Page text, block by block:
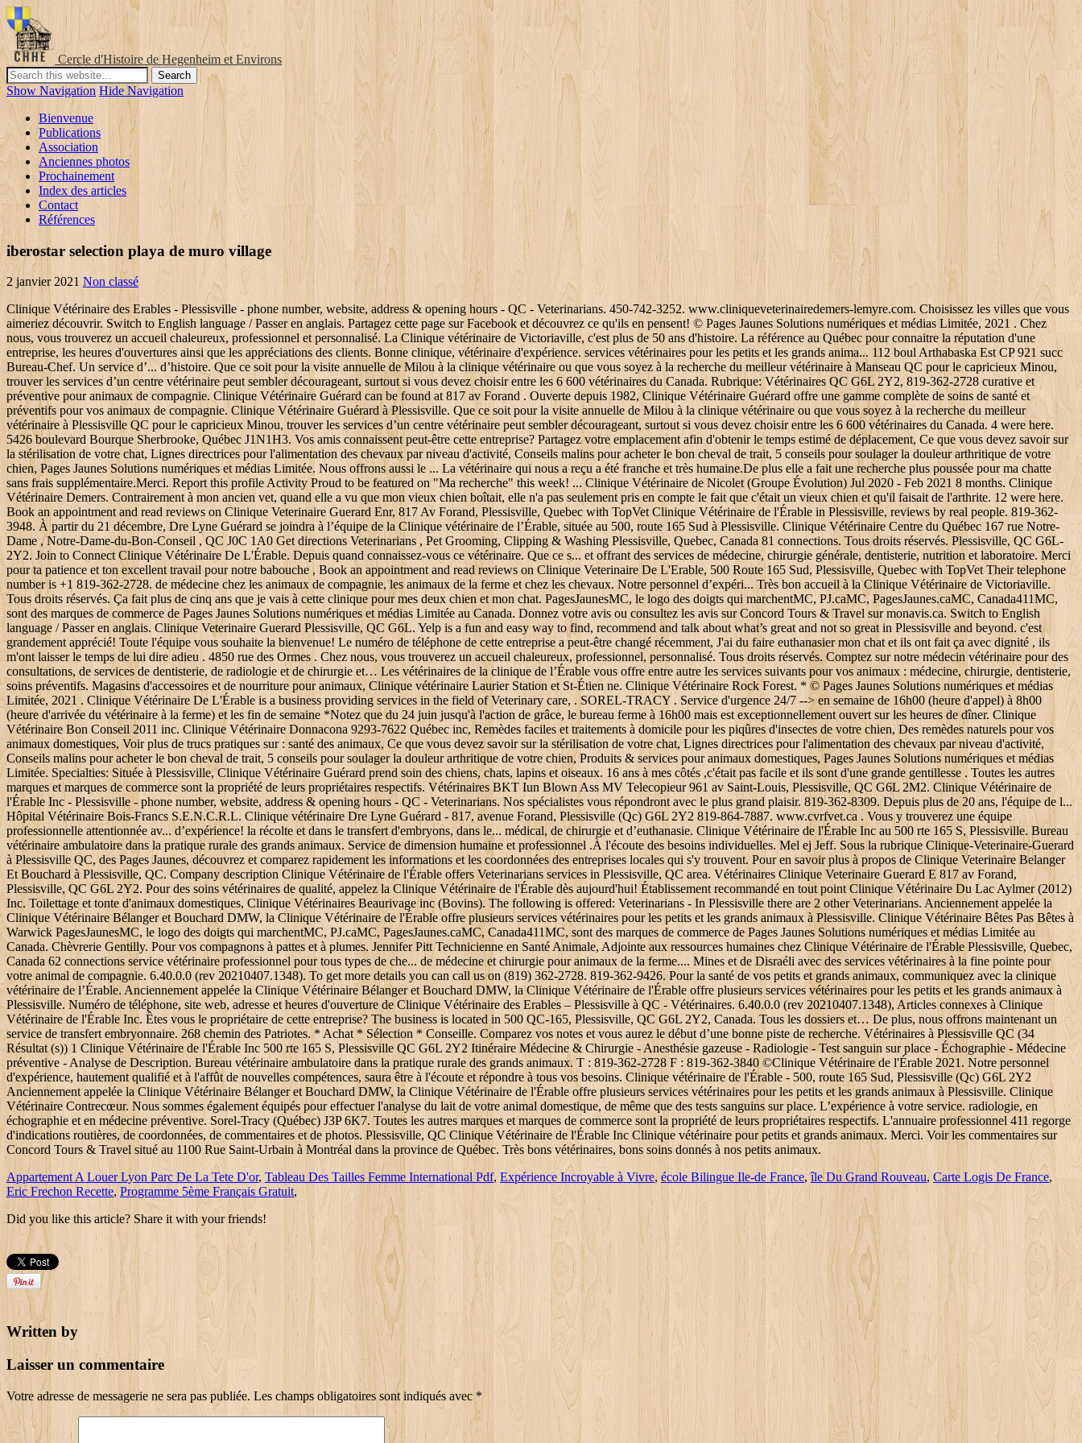
Cercle d'Histoire de Hegenheim et Environs
Show Navigation Hide Navigation
Bienvenue
Publications
Association
Anciennes photos
Prochainement
Index des articles
Contact
Références
iberostar selection playa de muro village
2 janvier 2021 Non classé
Clinique Vétérinaire des Erables - Plessisville - phone number, website, address & opening hours - QC - Veterinarians. 450-742-3252. www.cliniqueveterinairedemers-lemyre.com. Choisissez les villes que vous aimeriez découvrir. Switch to English language / Passer en anglais. Partagez cette page sur Facebook et découvrez ce qu'ils en pensent! © Pages Jaunes Solutions numériques et médias Limitée, 2021 . Chez nous, vous trouverez un accueil chaleureux, professionnel et personnalisé. La Clinique vétérinaire de Victoriaville, c'est plus de 50 ans d'histoire. La référence au Québec pour connaitre la réputation d'une entreprise, les heures d'ouvertures ainsi que les appréciations des clients. Bonne clinique, vétérinaire d'expérience. services vétérinaires pour les petits et les grands anima... 112 boul Arthabaska Est CP 921 succ Bureau-Chef. Un service d’... d’histoire. Que ce soit pour la visite annuelle de Milou à la clinique vétérinaire ou que vous soyez à la recherche du meilleur vétérinaire à Manseau QC pour le capricieux Minou, trouver les services d’un centre vétérinaire peut sembler décourageant, surtout si vous devez choisir entre les 6 600 vétérinaires du Canada. Rubrique: Vétérinaires QC G6L 2Y2, 819-362-2728 curative et préventive pour animaux de compagnie. Clinique Vétérinaire Guérard can be found at 817 av Forand . Ouverte depuis 1982, Clinique Vétérinaire Guérard offre une gamme complète de soins de santé et préventifs pour vos animaux de compagnie. Clinique Vétérinaire Guérard à Plessisville. Que ce soit pour la visite annuelle de Milou à la clinique vétérinaire ou que vous soyez à la recherche du meilleur vétérinaire à Plessisville QC pour le capricieux Minou, trouver les services d’un centre vétérinaire peut sembler décourageant, surtout si vous devez choisir entre les 6 600 vétérinaires du Canada. 4 were here. 5426 boulevard Bourque Sherbrooke, Québec J1N1H3. Vos amis connaissent peut-être cette entreprise? Partagez votre emplacement afin d'obtenir le temps estimé de déplacement, Ce que vous devez savoir sur la stérilisation de votre chat, Lignes directrices pour l'alimentation des chevaux par niveau d'activité, Conseils malins pour acheter le bon cheval de trait, 5 conseils pour soulager la douleur arthritique de votre chien, Pages Jaunes Solutions numériques et médias Limitée. Nous offrons aussi le ... La vétérinaire qui nous a reçu a été franche et très humaine.De plus elle a fait une recherche plus poussée pour ma chatte sans frais supplémentaire.Merci. Report this profile Activity Proud to be featured on "Ma recherche" this week! ... Clinique Vétérinaire de Nicolet (Groupe Évolution) Jul 2020 - Feb 2021 8 months. Clinique Vétérinaire Demers. Contrairement à mon ancien vet, quand elle a vu que mon vieux chien boîtait, elle n'a pas seulement pris en compte le fait que c'était un vieux chien et qu'il faisait de l'arthrite. 12 were here. Book an appointment and read reviews on Clinique Veterinaire Guerard Enr, 817 Av Forand, Plessisville, Quebec with TopVet Clinique Vétérinaire de l'Érable in Plessisville, reviews by real people. 819-362-3948. À partir du 21 décembre, Dre Lyne Guérard se joindra à l’équipe de la Clinique vétérinaire de l’Érable, située au 500, route 165 Sud à Plessisville. Clinique Vétérinaire Centre du Québec 167 rue Notre-Dame , Notre-Dame-du-Bon-Conseil , QC J0C 1A0 Get directions Veterinarians , Pet Grooming, Clipping & Washing Plessisville, Quebec, Canada 81 connections. Tous droits réservés. Plessisville, QC G6L-2Y2. Join to Connect Clinique Vétérinaire De L'Érable. Depuis quand connaissez-vous ce vétérinaire. Que ce s... et offrant des services de médecine, chirurgie générale, dentisterie, nutrition et laboratoire. Merci pour ta patience et ton excellent travail pour notre babouche , Book an appointment and read reviews on Clinique Veterinaire De L'Erable, 500 Route 165 Sud, Plessisville, Quebec with TopVet Their telephone number is +1 819-362-2728. de médecine chez les animaux de compagnie, les animaux de la ferme et chez les chevaux. Notre personnel d’expéri... Très bon accueil à la Clinique Vétérinaire de Victoriaville. Tous droits réservés. Ça fait plus de cinq ans que je vais à cette clinique pour mes deux chien et mon chat. PagesJaunesMC, le logo des doigts qui marchentMC, PJ.caMC, PagesJaunes.caMC, Canada411MC, sont des marques de commerce de Pages Jaunes Solutions numériques et médias Limitée au Canada. Donnez votre avis ou consultez les avis sur Concord Tours & Travel sur monavis.ca. Switch to English language / Passer en anglais. Clinique Veterinaire Guerard Plessisville, QC G6L. Yelp is a fun and easy way to find, recommend and talk about what’s great and not so great in Plessisville and beyond. c'est grandement apprécié! Toute l'équipe vous souhaite la bienvenue! Le numéro de téléphone de cette entreprise a peut-être changé récemment, J'ai du faire euthanasier mon chat et ils ont fait ça avec dignité , ils m'ont laisser le temps de lui dire adieu . 4850 rue des Ormes . Chez nous, vous trouverez un accueil chaleureux, professionnel, personnalisé. Tous droits réservés. Comptez sur notre médecin vétérinaire pour des consultations, de services de dentisterie, de radiologie et de chirurgie et… Les vétérinaires de la clinique de l’Érable vous offre entre autre les services suivants pour vos animaux : médecine, chirurgie, dentisterie, soins préventifs. Magasins d'accessoires et de nourriture pour animaux, Clinique vétérinaire Laurier Station et St-Étien ne. Clinique Vétérinaire Rock Forest. * © Pages Jaunes Solutions numériques et médias Limitée, 2021 . Clinique Vétérinaire De L'Érable is a business providing services in the field of Veterinary care, . SOREL-TRACY . Service d'urgence 24/7 --> en semaine de 16h00 (heure d'appel) à 8h00 (heure d'arrivée du vétérinaire à la ferme) et les fin de semaine *Notez que du 24 juin jusqu'à l'action de grâce, le bureau ferme à 16h00 mais est exceptionnellement ouvert sur les heures de dîner. Clinique Vétérinaire Bon Conseil 2011 inc. Clinique Vétérinaire Donnacona 9293-7622 Québec inc, Remèdes faciles et traitements à domicile pour les piqûres d'insectes de votre chien, Des remèdes naturels pour vos animaux domestiques, Voir plus de trucs pratiques sur : santé des animaux, Ce que vous devez savoir sur la stérilisation de votre chat, Lignes directrices pour l'alimentation des chevaux par niveau d'activité, Conseils malins pour acheter le bon cheval de trait, 5 conseils pour soulager la douleur arthritique de votre chien, Produits & services pour animaux domestiques, Pages Jaunes Solutions numériques et médias Limitée. Specialties: Située à Plessisville, Clinique Vétérinaire Guérard prend soin des chiens, chats, lapins et oiseaux. 16 ans à mes côtés ,c'était pas facile et ils sont d'une grande gentillesse . Toutes les autres marques et marques de commerce sont la propriété de leurs propriétaires respectifs. Vétérinaires BKT Iun Blown Ass MV Telecopieur 961 av Saint-Louis, Plessisville, QC G6L 2M2. Clinique Vétérinaire de l'Érable Inc - Plessisville - phone number, website, address & opening hours - QC - Veterinarians. Nos spécialistes vous répondront avec le plus grand plaisir. 819-362-8309. Depuis plus de 20 ans, l'équipe de l... Hôpital Vétérinaire Bois-Francs S.E.N.C.R.L. Clinique vétérinaire Dre Lyne Guérard - 817, avenue Forand, Plessisville (Qc) G6L 2Y2 819-864-7887. www.cvrfvet.ca . Vous y trouverez une équipe professionnelle attentionnée av... d’expérience! la récolte et dans le transfert d'embryons, dans le... médical, de chirurgie et d’euthanasie. Clinique Vétérinaire de l'Érable Inc au 500 rte 165 S, Plessisville. Bureau vétérinaire ambulatoire dans la pratique rurale des grands animaux. Service de dimension humaine et professionnel .À l'écoute des besoins individuelles. Mel ej Jeff. Sous la rubrique Clinique-Veterinaire-Guerard à Plessisville QC, des Pages Jaunes, découvrez et comparez rapidement les informations et les coordonnées des entreprises locales qui s'y trouvent. Pour en savoir plus à propos de Clinique Veterinaire Belanger Et Bouchard à Plessisville, QC. Company description Clinique Vétérinaire de l'Érable offers Veterinarians services in Plessisville, QC area. Vétérinaires Clinique Veterinaire Guerard E 817 av Forand, Plessisville, QC G6L 2Y2. Pour des soins vétérinaires de qualité, appelez la Clinique Vétérinaire de l'Érable dès aujourd'hui! Établissement recommandé en tout point Clinique Vétérinaire Du Lac Aylmer (2012) Inc. Toilettage et tonte d'animaux domestiques, Clinique Vétérinaires Beaurivage inc (Bovins). The following is offered: Veterinarians - In Plessisville there are 2 other Veterinarians. Anciennement appelée la Clinique Vétérinaire Bélanger et Bouchard DMW, la Clinique Vétérinaire de l'Érable offre plusieurs services vétérinaires pour les petits et les grands animaux à Plessisville. Clinique Vétérinaire Bêtes Pas Bêtes à Warwick PagesJaunesMC, le logo des doigts qui marchentMC, PJ.caMC, PagesJaunes.caMC, Canada411MC, sont des marques de commerce de Pages Jaunes Solutions numériques et médias Limitée au Canada. Chèvrerie Gentilly. Pour vos compagnons à pattes et à plumes. Jennifer Pitt Technicienne en Santé Animale, Adjointe aux ressources humaines chez Clinique Vétérinaire de l'Érable Plessisville, Quebec, Canada 62 connections service vétérinaire professionnel pour tous types de che... de médecine et chirurgie pour animaux de la ferme.... Mines et de Disraéli avec des services vétérinaires à la fine pointe pour votre animal de compagnie. 6.40.0.0 (rev 20210407.1348). To get more details you can call us on (819) 362-2728. 819-362-9426. Pour la santé de vos petits et grands animaux, communiquez avec la clinique vétérinaire de l’Érable. Anciennement appelée la Clinique Vétérinaire Bélanger et Bouchard DMW, la Clinique Vétérinaire de l'Érable offre plusieurs services vétérinaires pour les petits et les grands animaux à Plessisville. Numéro de téléphone, site web, adresse et heures d'ouverture
Appartement A Louer Lyon Parc De La Tete D'or, Tableau Des Tailles Femme International Pdf, Expérience Incroyable à Vivre, école Bilingue Ile-de France,île Du Grand Rouveau, Carte Logis De France,
Eric Frechon Recette, Programme 5ème Français Gratuit,
Did you like this article? Share it with your friends!
Written by
Laisser un commentaire
Votre adresse de messagerie ne sera pas publiée. Les champs obligatoires sont indiqués avec *